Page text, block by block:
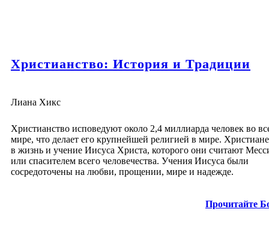
Христианство: История и Традиции
Лиана Хикс
Христианство исповедуют около 2,4 миллиарда человек во
мире, что делает его крупнейшей религией в мире.
в жизнь и учение Иисуса Христа, которого они считают
или спасителем всего человечества. Учения Иисуса были
сосредоточены на любви, прощении, мире и надежде.
Прочитайте